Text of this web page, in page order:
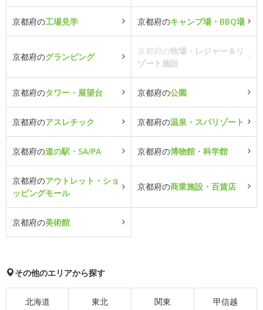
京都府の工場見学 京都府のキャンプ場・BBQ場
京都府のグランピング
京都府の牧場・レジャー＆リ
ゾート施設
京都府のタワー・展望台 京都府の公園
京都府のアスレチック 京都府の温泉・スパリゾート
京都府の道の駅・SA/PA 京都府の博物館・科学館
京都府のアウトレット・ショ
ッピングモール
京都府の商業施設・百貨店
京都府の美術館
その他のエリアから探す
北海道 東北 関東 甲信越